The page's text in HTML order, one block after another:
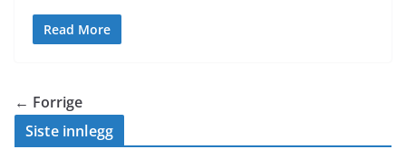
Read More
← Forrige
Siste innlegg